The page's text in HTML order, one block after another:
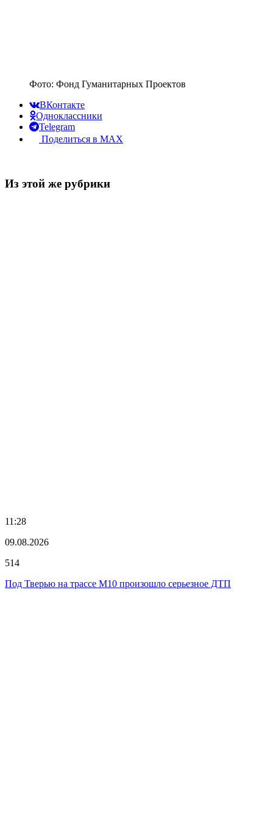
Фото: Фонд Гуманитарных Проектов
ВКонтакте
Одноклассники
Telegram
Поделиться в MAX
Из этой же рубрики
11:28
09.08.2026
514
Под Тверью на трассе М10 произошло серьезное ДТП